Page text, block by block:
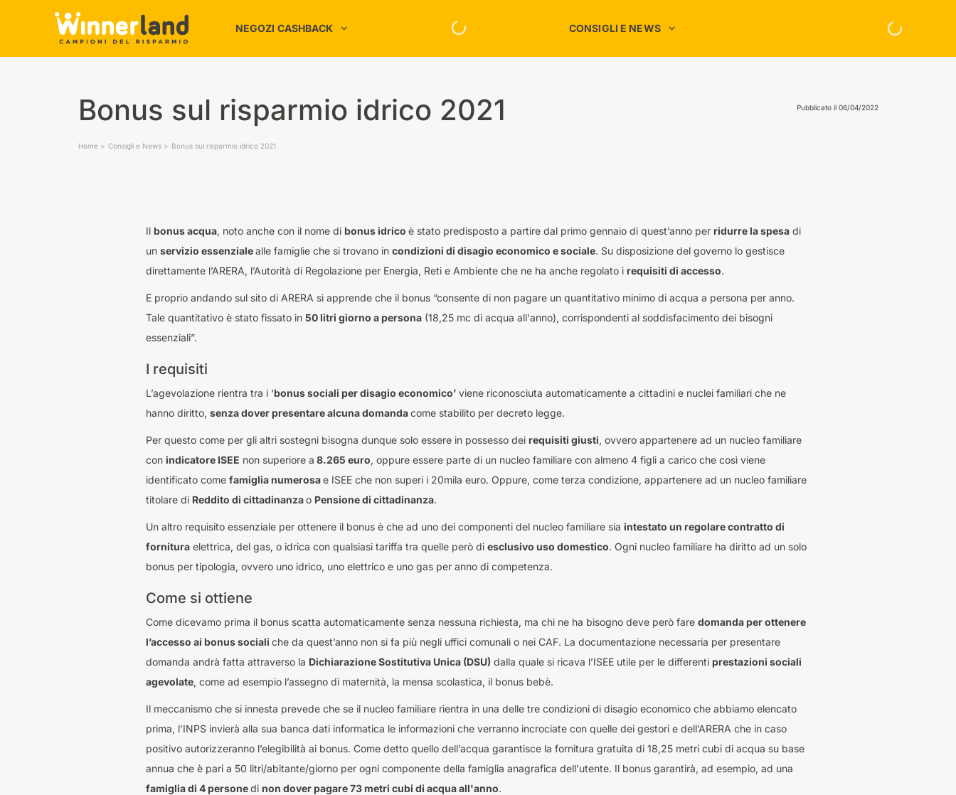
NEGOZI CASHBACK
Auto e Moto
Bambini e Giochi
Megastore
Moda e Accessori
Tutti i negozi
CONSIGLI E NEWS
Bonus sul risparmio idrico 2021 Pubblicato il 06/04/2022
Home Consigli e News Bonus sul risparmio idrico 2021
Il bonus acqua, noto anche con il nome di bonus idrico è stato predisposto a partire dal primo gennaio di quest’anno per ridurre la spesadi
un servizio essenzialealle famiglie che si trovano in condizioni di disagio economico e sociale. Su disposizione del governo lo gestisce
direttamente l’ARERA, l’Autorità di Regolazione per Energia, Reti e Ambiente che ne ha anche regolato i requisiti di accesso.
E proprio andando sul sito di ARERA si apprende che il bonus “consente di non pagare un quantitativo minimo di acqua a persona per anno.
Tale quantitativo è stato fissato in 50 litri giorno a persona(18,25 mc di acqua all'anno), corrispondenti al soddisfacimento dei bisogni
essenziali”.
I requisiti
L’agevolazione rientra tra i ‘bonus sociali per disagio economico’viene riconosciuta automaticamente a cittadini e nuclei familiari che ne
hanno diritto, senza dover presentare alcuna domandacome stabilito per decreto legge.
Per questo come per gli altri sostegni bisogna dunque solo essere in possesso dei requisiti giusti, ovvero appartenere ad un nucleo familiare
con indicatore ISEE non superiore a 8.265 euro, oppure essere parte di un nucleo familiare con almeno 4 figli a carico che così viene
identificato come famiglia numerosae ISEE che non superi i 20mila euro. Oppure, come terza condizione, appartenere ad un nucleo familiare
titolare di Reddito di cittadinanzao Pensione di cittadinanza.
Un altro requisito essenziale per ottenere il bonus è che ad uno dei componenti del nucleo familiare sia intestato un regolare contratto di
fornituraelettrica, del gas, o idrica con qualsiasi tariffa tra quelle però di esclusivo uso domestico. Ogni nucleo familiare ha diritto ad un solo
bonus per tipologia, ovvero uno idrico, uno elettrico e uno gas per anno di competenza.
Come si ottiene
Come dicevamo prima il bonus scatta automaticamente senza nessuna richiesta, ma chi ne ha bisogno deve però fare domanda per ottenere
l’accesso ai bonus sociali che da quest’anno non si fa più negli uffici comunali o nei CAF. La documentazione necessaria per presentare
domanda andrà fatta attraverso la Dichiarazione Sostitutiva Unica (DSU) dalla quale si ricava l’ISEE utile per le differenti prestazioni sociali
agevolate, come ad esempio l’assegno di maternità, la mensa scolastica, il bonus bebè.
Il meccanismo che si innesta prevede che se il nucleo familiare rientra in una delle tre condizioni di disagio economico che abbiamo elencato
prima, l’INPS invierà alla sua banca dati informatica le informazioni che verranno incrociate con quelle dei gestori e dell’ARERA che in caso
positivo autorizzeranno l’elegibilità ai bonus. Come detto quello dell’acqua garantisce la fornitura gratuita di 18,25 metri cubi di acqua su base
annua che è pari a 50 litri/abitante/giorno per ogni componente della famiglia anagrafica dell'utente. Il bonus garantirà, ad esempio, ad una
famiglia di 4 personedi non dover pagare 73 metri cubi di acqua all'anno.